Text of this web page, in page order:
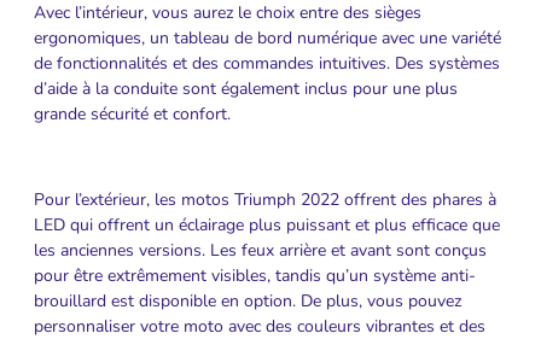
Avec l’intérieur, vous aurez le choix entre des sièges
ergonomiques, un tableau de bord numérique avec une variété
de fonctionnalités et des commandes intuitives. Des systèmes
d’aide à la conduite sont également inclus pour une plus
grande sécurité et confort.
Pour l’extérieur, les motos Triumph 2022 offrent des phares à
LED qui offrent un éclairage plus puissant et plus efficace que
les anciennes versions. Les feux arrière et avant sont conçus
pour être extrêmement visibles, tandis qu’un système anti-
brouillard est disponible en option. De plus, vous pouvez
personnaliser votre moto avec des couleurs vibrantes et des